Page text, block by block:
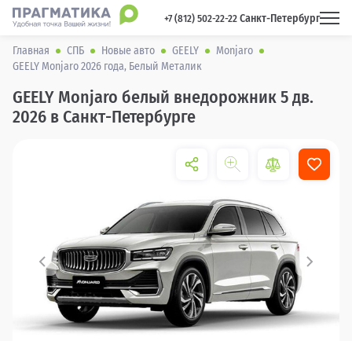
+7 (812) 502-22-22 Санкт-Петербург
Главная СПБ Новые авто GEELY
Monjaro
GEELY Monjaro 2026 года, Белый Металик
GEELY Monjaro белый внедорожник 5 дв.
2026 в Санкт-Петербурге